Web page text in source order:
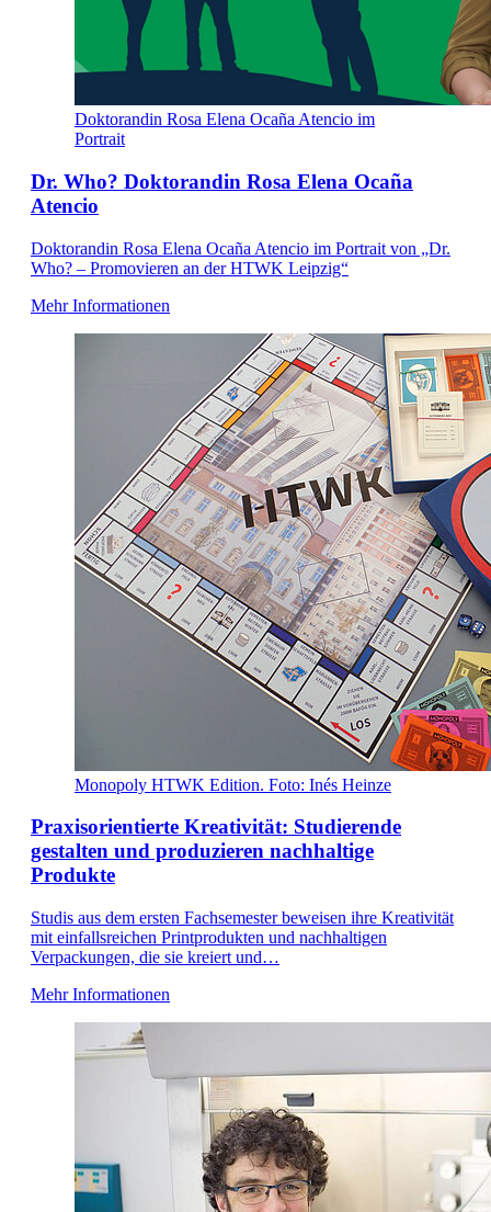
Doktorandin Rosa Elena Ocaña Atencio im
Portrait
Dr. Who? Doktorandin Rosa Elena Ocaña
Atencio
Doktorandin Rosa Elena Ocaña Atencio im Portrait von „Dr.
Who? – Promovieren an der HTWK Leipzig“
Mehr Informationen
Monopoly HTWK Edition. Foto: Inés Heinze
Praxisorientierte Kreativität: Studierende
gestalten und produzieren nachhaltige
Produkte
Studis aus dem ersten Fachsemester beweisen ihre Kreativität
mit einfallsreichen Printprodukten und nachhaltigen
Verpackungen, die sie kreiert und…
Mehr Informationen